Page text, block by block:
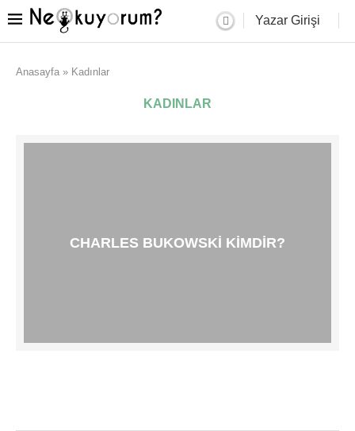
Yazar Girişi
Anasayfa » Kadınlar
KADINLAR
CHARLES BUKOWSKI KIMDIR?